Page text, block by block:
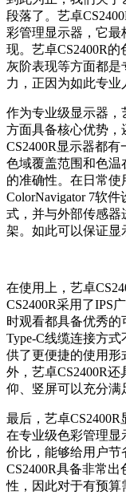
段落了。艺卓
彩管理显示器，它最
现。艺卓CS2400R
灰阶表现等方面都
力，正因为如此专业
作为专业级显示器，
方面具备核心优势，
CS2400R显示器都
色域覆盖范围和色温
的准确性。在日常
ColorNavigator 7软
式，并与外部传感器
架。如此可以保证显
在使用上，艺卓
CS2400R采用了IPS
时观看都具备优秀的
Type-C线缆连接方
供了更便捷的使用形
外，艺卓CS2400R
仰、竖屏可以充分满
最后，艺卓
在专业级色彩管理显
价比，能够给用户节
CS2400R具备非常
性，因此对于有预算